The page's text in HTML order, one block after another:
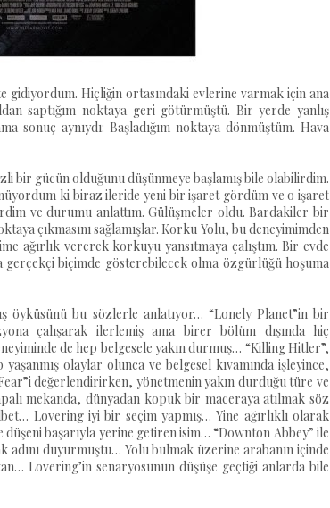
gidiyordum. Hiçliğin ortasındaki evlerine varmak için ana
saptığım noktaya geri götürmüştü. Bir yerde yanlış
aynıydı: Başladığım noktaya dönmüştüm. Hava
bir gücün olduğunu düşünmeye başlamış bile olabilirdim.
ki biraz ileride yeni bir işaret gördüm ve o işaret
ve durumu anlattım. Gülüşmeler oldu. Bardakiler bir
çıkmasını sağlamışlar. Korku Yolu, bu deneyimimden
ağırlık vererek korkuyu yansıtmaya çalıştım. Bir evde
gerçekçi biçimde gösterebilecek olma özgürlüğü hoşuma
öyküsünü bu sözlerle anlatıyor… “Lonely Planet”in bir
çalışarak ilerlemiş ama birer bölüm dışında hiç
de hep belgesele yakın durmuş… “Killing Hitler”,
olaylar olunca ve belgesel kıvamında işleyince,
değerlendirirken, yönetmenin yakın durduğu türe ve
mekanda, dünyadan kopuk bir maceraya atılmak söz
Lovering iyi bir seçim yapmış… Yine ağırlıklı olarak
başarıyla yerine getiren isim… “Downton Abbey” ile
duyurmuştu… Yolu bulmak üzerine arabanın içinde
Lovering’in senaryosunun düşüşe geçtiği anlarda bile